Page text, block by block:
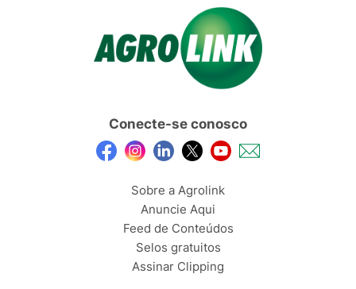
Conecte-se conosco
Sobre a Agrolink
Anuncie Aqui
Feed de Conteúdos
Selos gratuitos
Assinar Clipping